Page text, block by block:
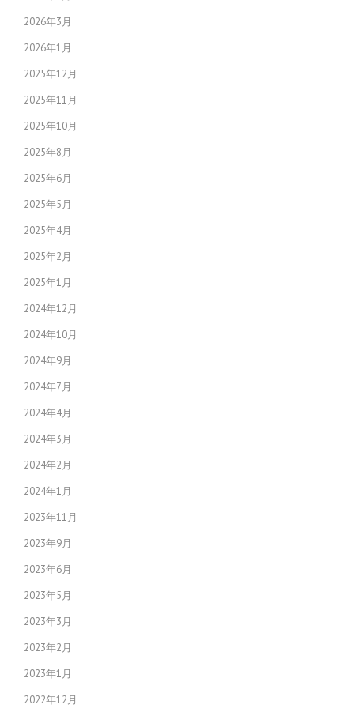
2026年3月
2026年1月
2025年12月
2025年11月
2025年10月
2025年8月
2025年6月
2025年5月
2025年4月
2025年2月
2025年1月
2024年12月
2024年10月
2024年9月
2024年7月
2024年4月
2024年3月
2024年2月
2024年1月
2023年11月
2023年9月
2023年6月
2023年5月
2023年3月
2023年2月
2023年1月
2022年12月